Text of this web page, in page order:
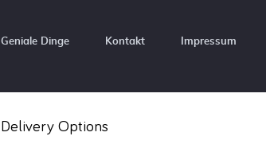
Geniale Dinge Kontakt Impressum
Delivery Options